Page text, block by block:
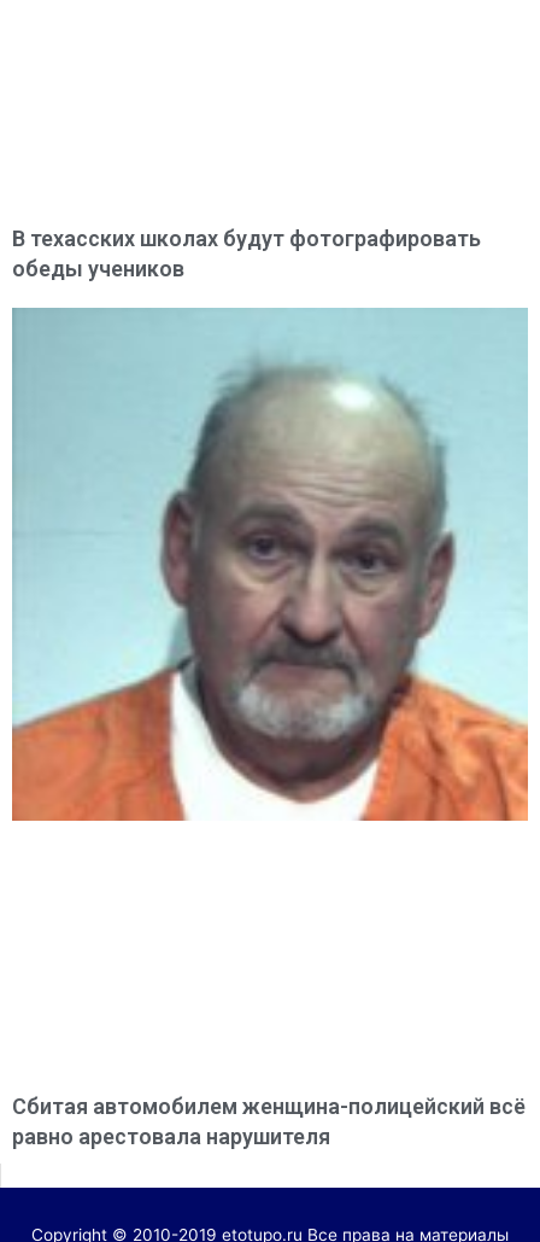
В техасских школах будут фотографировать
обеды учеников
Сбитая автомобилем женщина-полицейский всё
равно арестовала нарушителя
Copyright © 2010-2019 etotupo.ru Все права на материалы